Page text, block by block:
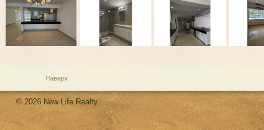
Наверх
© 2026 New Life Realty